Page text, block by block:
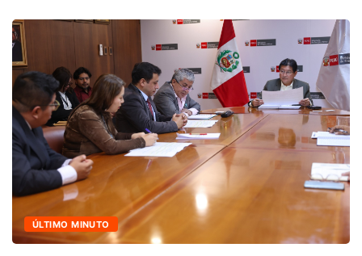
ACTUALIDAD